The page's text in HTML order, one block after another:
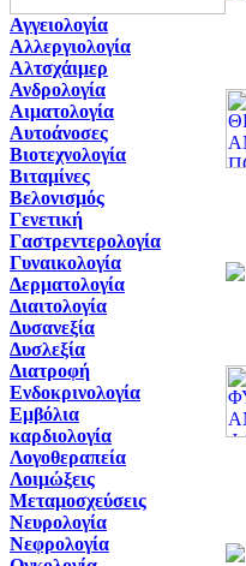
Αγγειολογία
Αλλεργιολογία
Αλτσχάιμερ
Ανδρολογία
Αιματολογία
Αυτοάνοσες
Βιοτεχνολογία
Βιταμίνες
Βελονισμός
Γενετική
Γαστρεντερολογία
Γυναικολογία
Δερματολογία
Διαιτολογία
Δυσανεξία
Δυσλεξία
Διατροφή
Ενδοκρινολογία
Εμβόλια
καρδιολογία
Λογοθεραπεία
Λοιμώξεις
Μεταμοσχεύσεις
Νευρολογία
Νεφρολογία